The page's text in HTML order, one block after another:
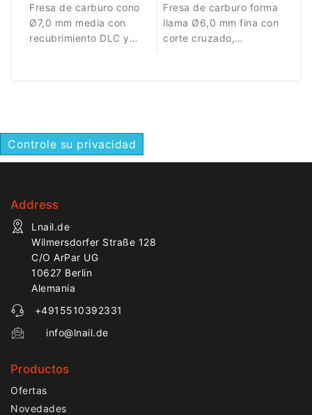
Fresa de carburo cono
Ø7,0 mm media con
recubrimiento DLC y
eliminación controlada
Fresa de carburo forma
llama Ø6,0 mm fina con
corte cruzado,
Diseñada para trabajos
Controle su privacidad
Address
Lnail.de
Wilmersdorfer Straße 128
C/O ArPar UG
10627 Berlin
Alemania
+4915510392331
info@lnail.de
Productos
Ofertas
Novedades